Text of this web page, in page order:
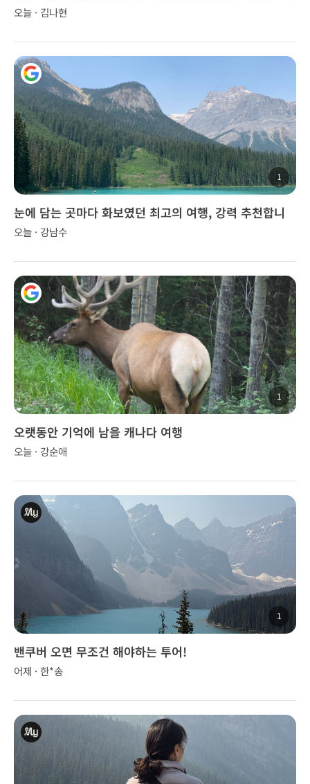
오늘 · 김나현
1
눈에 담는 곳마다 화보였던 최고의 여행, 강력 추천합니
다!
오늘 · 강남수
1
오랫동안 기억에 남을 캐나다 여행
오늘 · 강순애
1
밴쿠버 오면 무조건 해야하는 투어!
어제 · 한*송